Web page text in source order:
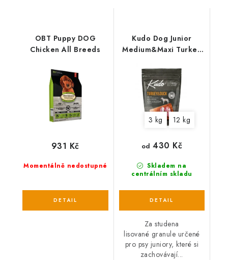
OBT Puppy DOG
Chicken All Breeds
Momentálně nedostupné
931 Kč
Kudo Dog Junior
Medium&Maxi Turkey
3 kg 12 kg
Skladem na
centrálním skladu
od 430 Kč
Za studena
lisované granule určené
pro psy juniory, které si
zachovávají...